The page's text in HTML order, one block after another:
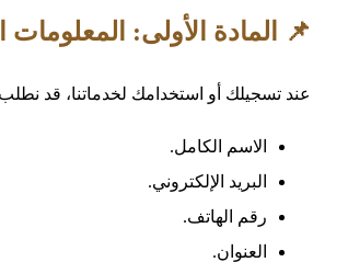
📌 المادة الأولى: المعلومات
عند تسجيلك أو استخدامك لخدماتنا، قد
الاسم الكامل.
البريد الإلكتروني.
رقم الهاتف.
العنوان.